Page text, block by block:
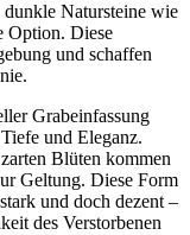
dunkle Natursteine wie
Option. Diese
und schaffen
Grabeinfassung
und Eleganz.
Blüten kommen
Geltung. Diese Form
und doch dezent –
des Verstorbenen